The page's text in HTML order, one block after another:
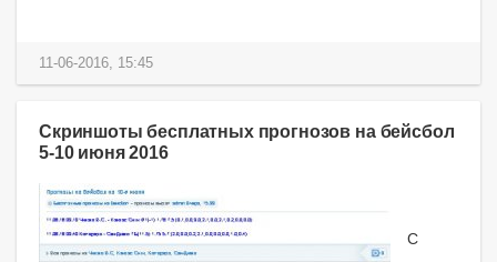
11-06-2016, 15:45
Скриншоты бесплатных прогнозов на бейсбол
5-10 июня 2016
С